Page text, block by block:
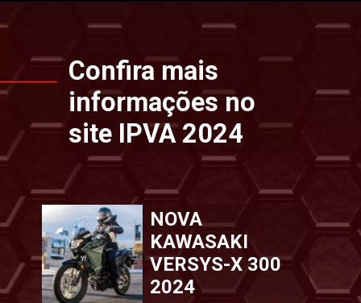
Openinghttps://www.ipvaconsulta.app.br/
NOVA
KAWASAKI
VERSYS-X 300
2024
Confira mais
informações no
site IPVA 2024